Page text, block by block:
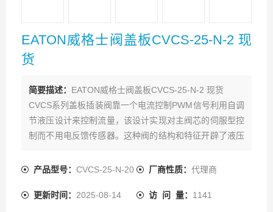
EATON威格士阀盖板CVCS-25-N-2 现
货
简要描述： EATON威格士阀盖板CVCS-25-N-2 现货
CVCS系列盖板插装阀靠一个电流控制PWM信号利用自调
节液压设计来控制流量，该设计实现对主阀芯的伺服型控
制而不用电反馈传感器。这种阀的结构和特征开辟了液压
产品型号： CVCS-25-N-20 厂商性质： 代理商
更新时间： 2025-08-14 访 问 量： 1141